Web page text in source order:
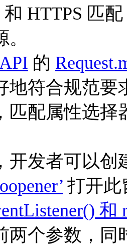
和 HTTPS 匹
的
地符合规范要
匹配属性选择
开发者可以创
打开此
和
两个参数，同